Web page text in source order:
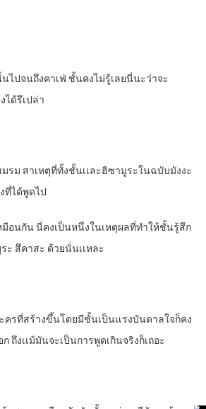
ไปจนถึงคาเฟ่​ ชั้นคงไม่รู้เลยนี่นะว่าจะ
ได้รึเปล่า
รม​ สาเหตุที่ทั้งชั้นเเละฮิซามูระในฉบับมังงะ
ที่ได้พูดไป
หมือนกัน​ นี่คงเป็นหนึ่งในเหตุผลที่ทําให้ชั้นรู้สึก
ะ​ สึคาสะ​ ด้วยนั่นเเหละ
ครที่สร้างขึ้นโดยมีชั้นเป็นเเรงบันดาลใจ​ก็คง
ถึงเเม้มันจะเป็นการพูดเกินจริงก็เถอะ